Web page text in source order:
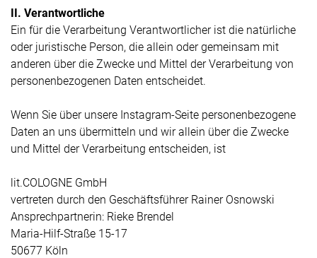
II. Verantwortliche
Ein für die Verarbeitung Verantwortlicher ist die natürliche
oder juristische Person, die allein oder gemeinsam mit
anderen über die Zwecke und Mittel der Verarbeitung von
personenbezogenen Daten entscheidet.
Wenn Sie über unsere Instagram-Seite personenbezogene
Daten an uns übermitteln und wir allein über die Zwecke
und Mittel der Verarbeitung entscheiden, ist
lit.COLOGNE GmbH
vertreten durch den Geschäftsführer Rainer Osnowski
Ansprechpartnerin: Rieke Brendel
Maria-Hilf-Straße 15-17
50677 Köln